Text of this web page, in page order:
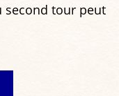
second tour peut